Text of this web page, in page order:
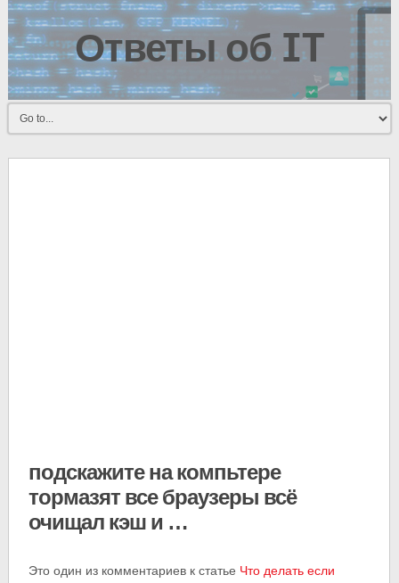
Ответы об IT
подскажите на компьтере
тормазят все браузеры всё
очищал кэш и …
Это один из комментариев к статье Что делать если